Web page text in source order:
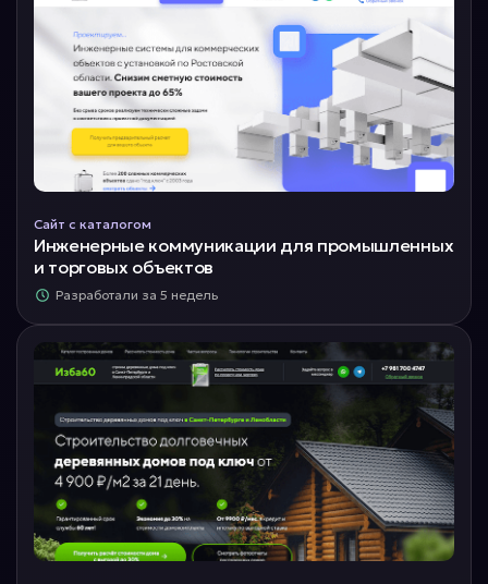
Сайт с каталогом
Инженерные коммуникации для промышленных
и торговых объектов
Разработали за 5 недель